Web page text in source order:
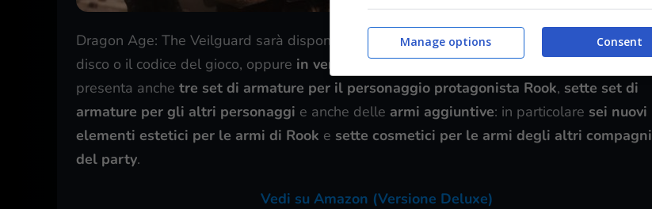
Dragon Age: The Veilguard sarà disponibile sia in versione standard
, la quale contiene il
disco o il codice del gioco, oppure in versione deluxeche, oltre chiaramente al gioco
presenta anche tre set di armature per il personaggio protagonista Rook, sette set di
armature per gli altri personaggi e anche delle armi aggiuntive: in particolare sei nuovi
elementi estetici per le armi di Rook e sette cosmetici per le armi degli altri compagni
del party.
Vedi su Amazon (Versione Deluxe)
Consent
Manage options